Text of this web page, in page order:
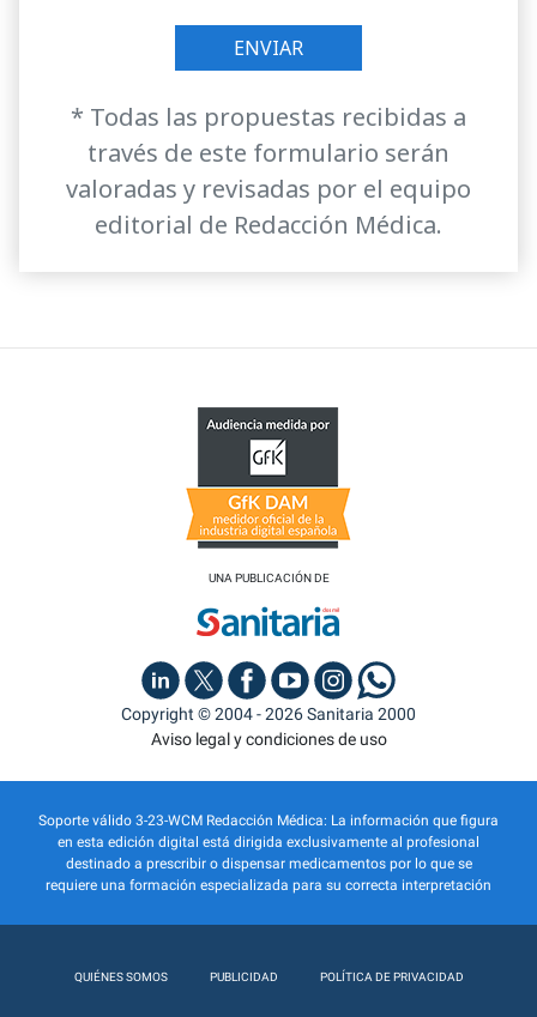
* Todas las propuestas recibidas a
través de este formulario serán
valoradas y revisadas por el equipo
editorial de Redacción Médica.
UNA PUBLICACIÓN DE
Copyright © 2004 - 2026 Sanitaria 2000
Aviso legal y condiciones de uso
Soporte válido 3-23-WCM Redacción Médica: La información que figura
en esta edición digital está dirigida exclusivamente al profesional
destinado a prescribir o dispensar medicamentos por lo que se
requiere una formación especializada para su correcta interpretación
QUIÉNES SOMOS PUBLICIDAD POLÍTICA DE PRIVACIDAD